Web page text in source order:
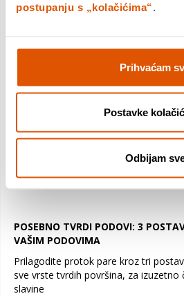
postupanju s „kolačićima“
Prihvaćam
Postavke
Odbijam
Sustav protiv kamenca sprječava
Otkrijte zdravo i higijensko čišćenje
savršeno i besprijekorno okruženje
POSEBNO TVRDI PODOVI: 3
VAŠIM PODOVIMA
Prilagodite protok pare kroz tri
sve vrste tvrdih površina, za
slavine